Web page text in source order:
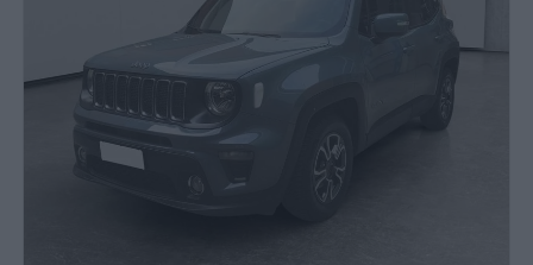
Monovolume
Station Wagon
SUV